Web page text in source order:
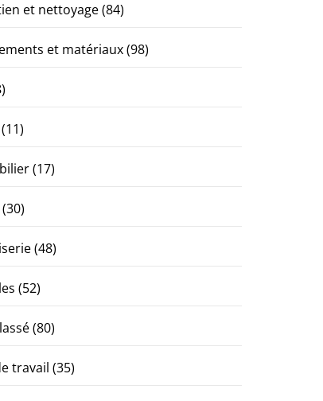
et nettoyage(84)
et matériaux(98)
(17)
(30)
(48)
(52)
(80)
travail (35)